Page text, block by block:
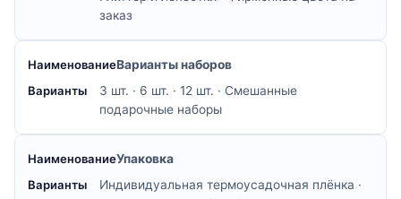
заказ
Варианты наборов
3 шт. · 6 шт. · 12 шт. · Смешанные
подарочные наборы
Упаковка
Индивидуальная термоусадочная плёнка ·